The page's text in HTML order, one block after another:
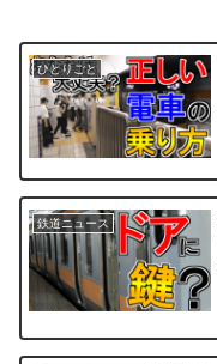
ひとりごと
鉄道ニュース